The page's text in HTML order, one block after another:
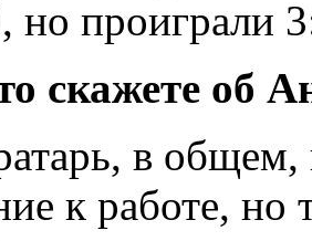
но проиграли
скажете об
в общем,
к работе, но